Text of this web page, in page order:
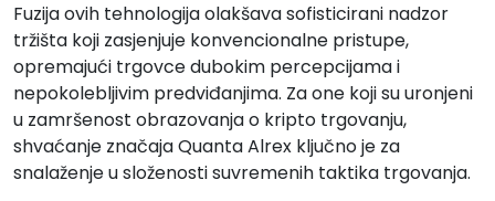
Fuzija ovih tehnologija olakšava sofisticirani nadzor
tržišta koji zasjenjuje konvencionalne pristupe,
opremajući trgovce dubokim percepcijama i
nepokolebljivim predviđanjima. Za one koji su uronjeni
u zamršenost obrazovanja o kripto trgovanju,
shvaćanje značaja Quanta Alrex ključno je za
snalaženje u složenosti suvremenih taktika trgovanja.